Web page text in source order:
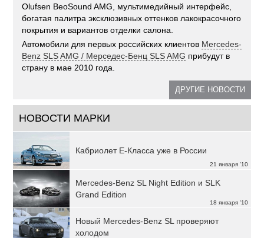
Olufsen BeoSound AMG, мультимедийный интерфейс,
богатая палитра эксклюзивных оттенков лакокрасочного
покрытия и вариантов отделки салона.
Автомобили для первых российских клиентов Mercedes-
Benz SLS AMG / Мерседес-Бенц SLS AMG прибудут в
страну в мае 2010 года.
ДРУГИЕ НОВОСТИ
НОВОСТИ МАРКИ
21 января '10
Кабриолет Е-Класса уже в России
18 января '10
Mercedes-Benz SL Night Edition и SLK
Grand Edition
Новый Mercedes-Benz SL проверяют
холодом